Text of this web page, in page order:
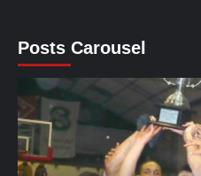
Posts Carousel